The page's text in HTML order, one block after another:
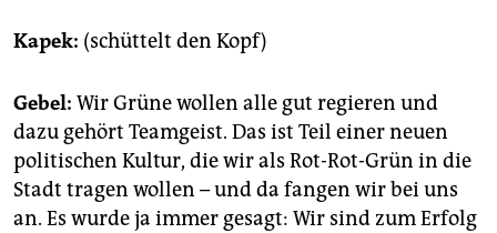
Kapek: (schüttelt den Kopf)
Gebel: Wir Grüne wollen alle gut regieren und
dazu gehört Teamgeist. Das ist Teil einer neuen
politischen Kultur, die wir als Rot-Rot-Grün in die
Stadt tragen wollen – und da fangen wir bei uns
an. Es wurde ja immer gesagt: Wir sind zum Erfolg